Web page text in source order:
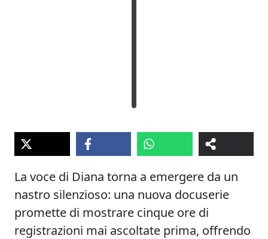
La voce di Diana torna a emergere da un
nastro silenzioso: una nuova docuserie
promette di mostrare cinque ore di
registrazioni mai ascoltate prima, offrendo